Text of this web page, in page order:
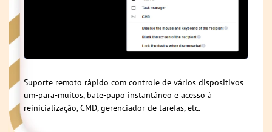
Suporte remoto rápido com controle de vários dispositivos
um-para-muitos, bate-papo instantâneo e acesso à
reinicialização, CMD, gerenciador de tarefas, etc.